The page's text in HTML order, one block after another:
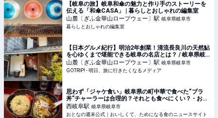
【岐阜の旅】岐阜和傘の魅力と作り手のストーリーを
伝える「和傘CASA」 | 暮らしとおしゃれの編集室
山麓〔ぎふ金華山ロープウェー〕駅 岐阜県岐阜市
暮らしとおしゃれの編集室
【日本グルメ紀行】明治2年創業！清流長良川の天然鮎
を心ゆくまで堪能できる岐阜の名店とは？ / 岐阜県岐
阜市・川原町の「川原町 泉屋」 - GOTRIP!
山麓〔ぎふ金華山ロープウェー〕駅 岐阜県岐阜市
GOTRIP! - 明日、旅に行きたくなるメディア
思わず「ジャケ食い」岐阜県の町中華で食べた“ブラ
丼”チャーラーは合理的？それとも食べにくい？ - おと
なの週末公式｜おいしくて、ためになる食のニュース
サイト
西岐阜駅 岐阜県岐阜市
おとなの週末公式｜おいしくて、ためになる食のニュースサイト